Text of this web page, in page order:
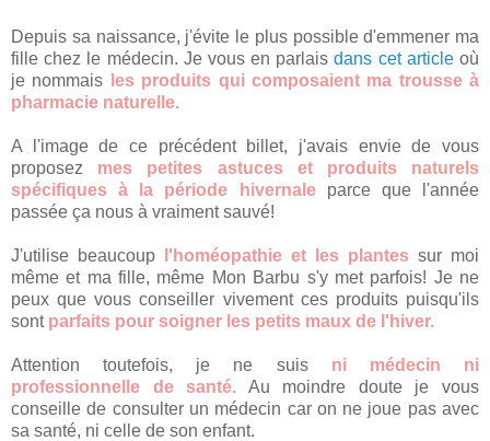
Depuis sa naissance, j'évite le plus possible d'emmener ma
fille chez le médecin. Je vous en parlaisdans cet articleoù
je nommais
les produits qui composaient ma trousse à
pharmacie naturelle.
A l'image de ce précédent billet, j'avais envie de vous
proposez mes petites astuces et produits naturels
spécifiques à la période hivernaleparce que l'année
passée ça nous à vraiment sauvé!
J'utilise beaucoup l'homéopathie et les plantes sur moi
même et ma fille, même Mon Barbu s'y met parfois! Je ne
peux que vous conseiller vivement ces produits puisqu'ils
sont parfaits pour soigner les petits maux de l'hiver.
Attention toutefois, je ne suis ni médecin ni
professionnelle de santé. Au moindre doute je vous
conseille de consulter un médecin car on ne joue pas avec
sa santé, ni celle de son enfant.